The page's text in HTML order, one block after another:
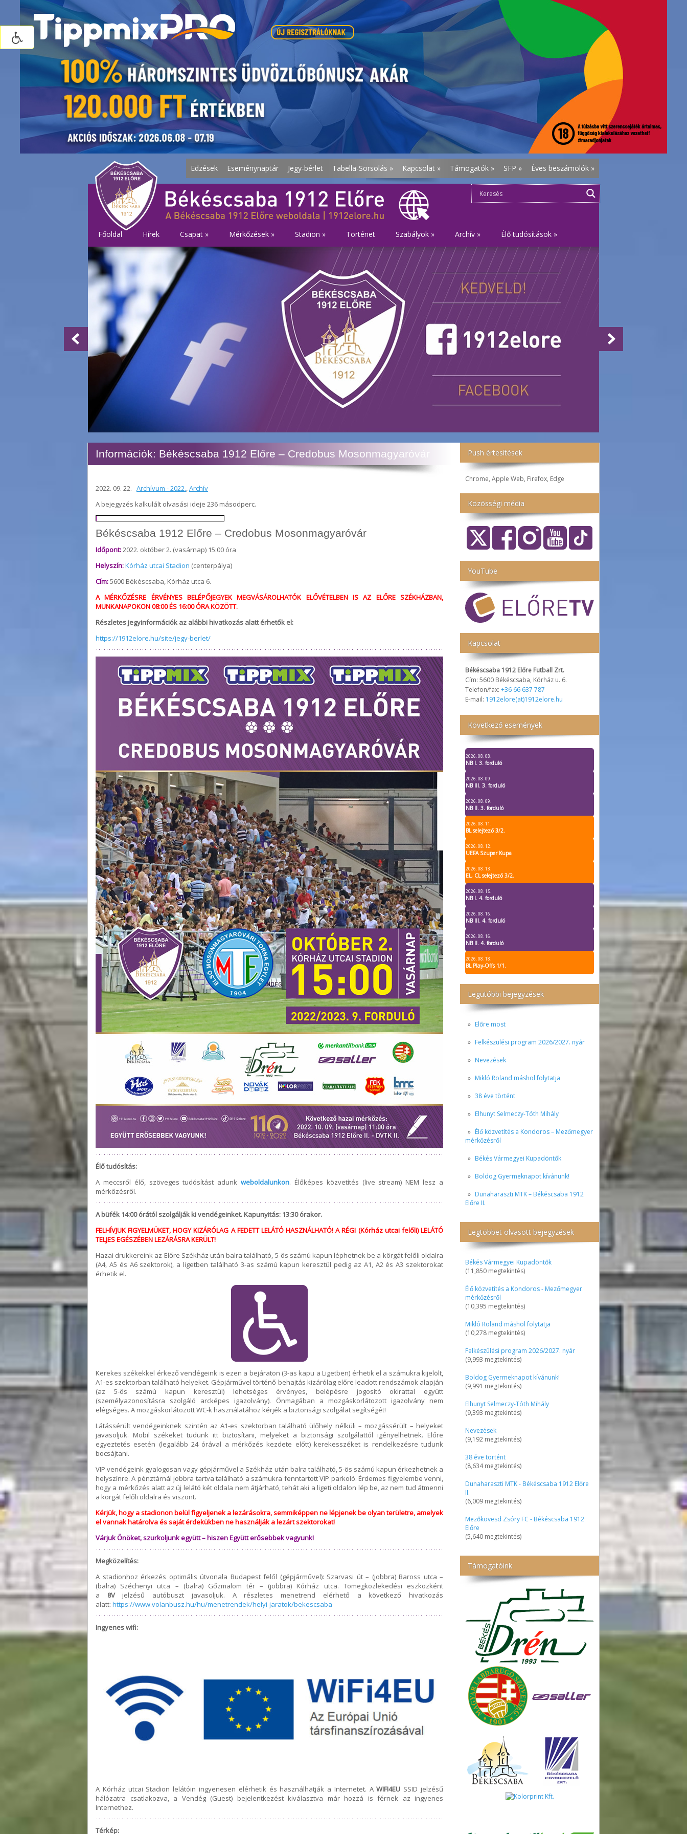
Edzések Eseménynaptár Jegy-bérlet Tabella-Sorsolás » Kapcsolat » Támogatók » SFP » Éves beszámolók »
Főoldal Hírek Csapat » Mérkőzések » Stadion » Történet Szabályok » Archív » Élő tudósítások »
Push értesítések
Chrome, Apple Web, Firefox, Edge
Közösségi média
YouTube
Kapcsolat
Békéscsaba 1912 Előre Futball Zrt.
Cím: 5600 Békéscsaba, Kórház u. 6.
Telefon/fax: +36 66 637 787
E-mail: 1912elore(at)1912elore.hu
Következő események
2026. 08. 08.
NB I. 3. forduló
2026. 08. 09.
NB III. 3. forduló
2026. 08. 09.
NB II. 3. forduló
2026. 08. 11.
BL selejtező 3/2.
2026. 08. 12.
UEFA Szuper Kupa
2026. 08. 13.
EL, CL selejtező 3/2.
2026. 08. 15.
NB I. 4. forduló
2026. 08. 16.
NB III. 4. forduló
2026. 08. 16.
NB II. 4. forduló
2026. 08. 18.
BL Play-Offs 1/1.
Legutóbbi bejegyzések
Előre most
Felkészülési program 2026/2027. nyár
Nevezések
Mikló Roland máshol folytatja
38 éve történt
Elhunyt Selmeczy-Tóth Mihály
Élő közvetítés a Kondoros – Mezőmegyer
mérkőzésről
Békés Vármegyei Kupadöntők
Boldog Gyermeknapot kívánunk!
Dunaharaszti MTK – Békéscsaba 1912
Előre II.
Legtöbbet olvasott bejegyzések
Békés Vármegyei Kupadöntők
(11,850 megtekintés)
Élő közvetítés a Kondoros - Mezőmegyer
mérkőzésről
(10,395 megtekintés)
Mikló Roland máshol folytatja
(10,278 megtekintés)
Felkészülési program 2026/2027. nyár
(9,993 megtekintés)
Boldog Gyermeknapot kívánunk!
(9,991 megtekintés)
Elhunyt Selmeczy-Tóth Mihály
(9,393 megtekintés)
Nevezések
(9,192 megtekintés)
38 éve történt
(8,634 megtekintés)
Dunaharaszti MTK - Békéscsaba 1912 Előre
II.
(6,009 megtekintés)
Mezőkövesd Zsóry FC - Békéscsaba 1912
Előre
(5,640 megtekintés)
Támogatóink
Információk: Békéscsaba 1912 Előre – Credobus Mosonmagyaróvár
2022. 09. 22. Archívum - 2022.,Archív
A bejegyzés kalkulált olvasási ideje 236 másodperc.
Békéscsaba 1912 Előre – Credobus Mosonmagyaróvár
Időpont:2022. október 2. (vasárnap) 15:00 óra
Helyszín:Kórház utcai Stadion (centerpálya)
Cím:5600 Békéscsaba, Kórház utca 6.
A MÉRKŐZÉSRE ÉRVÉNYES BELÉPŐJEGYEK MEGVÁSÁROLHATÓK ELŐVÉTELBEN IS AZ ELŐRE SZÉKHÁZBAN,
MUNKANAPOKON 08:00 ÉS 16:00 ÓRA KÖZÖTT.
Részletes jegyinformációk az alábbi hivatkozás alatt érhetők el:
https://1912elore.hu/site/jegy-berlet/
Élő tudósítás:
A meccsről élő, szöveges tudósítást adunkweboldalunkon. Élőképes közvetítés (live stream) NEM lesz a
mérkőzésről.
A büfék 14:00 órától szolgálják ki vendégeinket. Kapunyitás: 13:30 órakor.
FELHÍVJUK FIGYELMÜKET, HOGY KIZÁRÓLAG A FEDETT LELÁTÓ HASZNÁLHATÓ! A RÉGI (Kórház utcai felőli) LELÁTÓ
TELJES EGÉSZÉBEN LEZÁRÁSRA KERÜLT!
Hazai drukkereink az Előre Székház után balra található, 5-ös számú kapun léphetnek be a körgát felőli oldalra
(A4, A5 és A6 szektorok), a ligetben található 3-as számú kapun keresztül pedig az A1, A2 és A3 szektorokat
érhetik el.
Kerekes székekkel érkező vendégeink is ezen a bejáraton (3-as kapu a Ligetben) érhetik el a számukra kijelölt,
A1-es szektorban található helyeket. Gépjárművel történő behajtás kizárólag előre leadott rendszámok alapján
(az 5-ös számú kapun keresztül) lehetséges érvényes, belépésre jogosító okirattal együtt
(személyazonosításra szolgáló arcképes igazolvány). Önmagában a mozgáskorlátozott igazolvány nem
elégséges. A mozgáskorlátozott WC-k használatához kérjék a biztonsági szolgálat segítségét!
Látássérült vendégeinknek szintén az A1-es szektorban található ülőhely nélküli – mozgássérült – helyeket
javasoljuk. Mobil székeket tudunk itt biztosítani, melyeket a biztonsági szolgálattól igényelhetnek. Előre
egyeztetés esetén (legalább 24 órával a mérkőzés kezdete előtt) kerekesszéket is rendelkezésre tudunk
bocsájtani.
VIP vendégeink gyalogosan vagy gépjárművel a Székház után balra található, 5-ös számú kapun érkezhetnek a
helyszínre. A pénztárnál jobbra tartva található a számukra fenntartott VIP parkoló. Érdemes figyelembe venni,
hogy a mérkőzés alatt az új lelátó két oldala nem átjárható, tehát aki a ligeti oldalon lép be, az nem tud átmenni
a körgát felőli oldalra és viszont.
Kérjük, hogy a stadionon belül figyeljenek a lezárásokra, semmiképpen ne lépjenek be olyan területre, amelyek
el vannak határolva és saját érdekükben ne használják a lezárt szektorokat!
Várjuk Önöket, szurkoljunk együtt – hiszen Együtt erősebbek vagyunk!
Megközelítés:
A stadionhoz érkezés optimális útvonala Budapest felől (gépjárművel): Szarvasi út – (jobbra) Baross utca –
(balra) Széchenyi utca – (balra) Gőzmalom tér – (jobbra) Kórház utca. Tömegközlekedési eszközként
a 8Vjelzésű autóbuszt javasoljuk. A részletes menetrend elérhető a következő hivatkozás
alatt: https://www.volanbusz.hu/hu/menetrendek/helyi-jaratok/bekescsaba
Ingyenes wifi:
A Kórház utcai Stadion lelátóin ingyenesen elérhetik és használhatják a Internetet. AWIFI4EU SSID jelzésű
hálózatra csatlakozva, a Vendég (Guest) bejelentkezést kiválasztva már hozzá is férnek az ingyenes
Internethez.
Térkép: